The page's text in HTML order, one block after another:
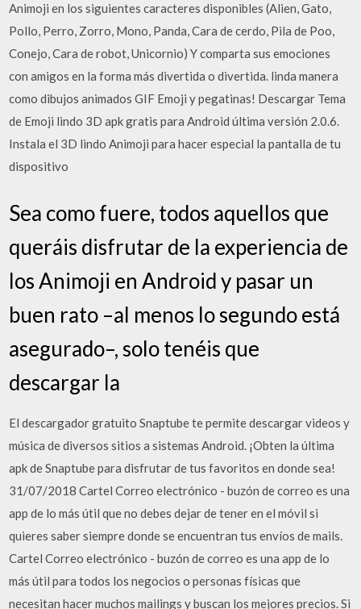
Animoji en los siguientes caracteres disponibles (Alien, Gato,
Pollo, Perro, Zorro, Mono, Panda, Cara de cerdo, Pila de Poo,
Conejo, Cara de robot, Unicornio) Y comparta sus emociones
con amigos en la forma más divertida o divertida. linda manera
como dibujos animados GIF Emoji y pegatinas! Descargar Tema
de Emoji lindo 3D apk gratis para Android última versión 2.0.6.
Instala el 3D lindo Animoji para hacer especial la pantalla de tu
dispositivo
Sea como fuere, todos aquellos que
queráis disfrutar de la experiencia de
los Animoji en Android y pasar un
buen rato –al menos lo segundo está
asegurado–, solo tenéis que
descargar la
El descargador gratuito Snaptube te permite descargar videos y
música de diversos sitios a sistemas Android. ¡Obten la última
apk de Snaptube para disfrutar de tus favoritos en donde sea!
31/07/2018 Cartel Correo electrónico - buzón de correo es una
app de lo más útil que no debes dejar de tener en el móvil si
quieres saber siempre donde se encuentran tus envíos de mails.
Cartel Correo electrónico - buzón de correo es una app de lo
más útil para todos los negocios o personas físicas que
necesitan hacer muchos mailings y buscan los mejores precios. Si